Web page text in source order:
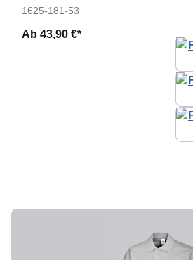
1625-181-53
Ab 43,90 €*